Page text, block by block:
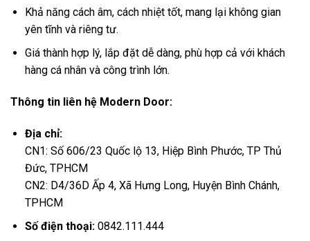
Khả năng cách âm, cách nhiệt tốt, mang lại không gian
yên tĩnh và riêng tư.
Giá thành hợp lý, lắp đặt dễ dàng, phù hợp cả với khách
hàng cá nhân và công trình lớn.
Thông tin liên hệ Modern Door:
Địa chỉ:
CN1: Số 606/23 Quốc lộ 13, Hiệp Bình Phước, TP Thủ
Đức, TPHCM
CN2: D4/36D Ấp 4, Xã Hưng Long, Huyện Bình Chánh,
TPHCM
Số điện thoại:0842.111.444